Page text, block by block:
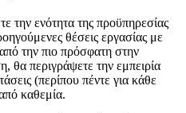
την ενότητα της προϋπηρεσίας
θέσεις εργασίας με
την πιο πρόσφατη στην
θα περιγράψετε την εμπειρία
(περίπου πέντε για κάθε
καθεμία.